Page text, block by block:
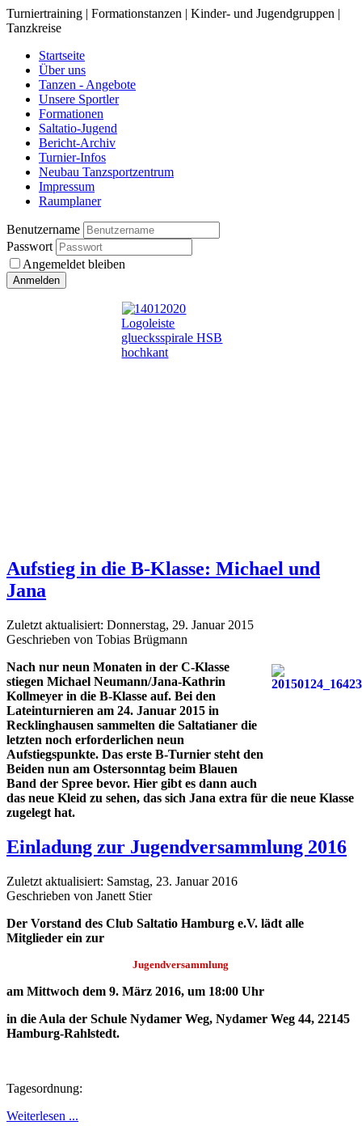
Turniertraining | Formationstanzen | Kinder- und Jugendgruppen |
Tanzkreise
Startseite
Über uns
Tanzen - Angebote
Unsere Sportler
Formationen
Saltatio-Jugend
Bericht-Archiv
Turnier-Infos
Neubau Tanzsportzentrum
Impressum
Raumplaner
Benutzername
Passwort
Angemeldet bleiben
Aufstieg in die B-Klasse: Michael und
Jana
Zuletzt aktualisiert: Donnerstag, 29. Januar 2015
Geschrieben von Tobias Brügmann
Nach nur neun Monaten in der C-Klasse
stiegen Michael Neumann/Jana-Kathrin
Kollmeyer in die B-Klasse auf. Bei den
Lateinturnieren am 24. Januar 2015 in
Recklinghausen sammelten die Saltatianer die
letzten noch erforderlichen neun
Aufstiegspunkte. Das erste B-Turnier steht den
Beiden nun am Ostersonntag beim Blauen
Band der Spree bevor. Hier gibt es dann auch
das neue Kleid zu sehen, das sich Jana extra für die neue Klasse
zugelegt hat.
Einladung zur Jugendversammlung 2016
Zuletzt aktualisiert: Samstag, 23. Januar 2016
Geschrieben von Janett Stier
Der Vorstand des Club Saltatio Hamburg e.V. lädt alle
Mitglieder ein zur
Jugendversammlung
am Mittwoch dem 9. März 2016, um 18:00 Uhr
in die Aula der Schule Nydamer Weg, Nydamer Weg 44, 22145
Hamburg-Rahlstedt.
Tagesordnung:
Weiterlesen ...